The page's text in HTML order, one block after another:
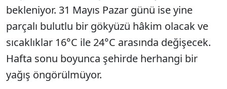
bekleniyor. 31 Mayıs Pazar günü ise yine
parçalı bulutlu bir gökyüzü hâkim olacak ve
sıcaklıklar 16°C ile 24°C arasında değişecek.
Hafta sonu boyunca şehirde herhangi bir
yağış öngörülmüyor.